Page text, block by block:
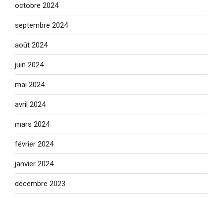
octobre 2024
septembre 2024
août 2024
juin 2024
mai 2024
avril 2024
mars 2024
février 2024
janvier 2024
décembre 2023